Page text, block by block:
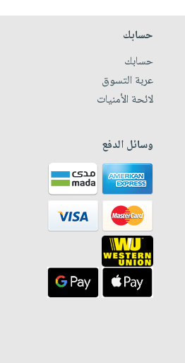
حسابك
حسابك
عربة التسوق
لائحة الأمنيات
وسائل الدفع